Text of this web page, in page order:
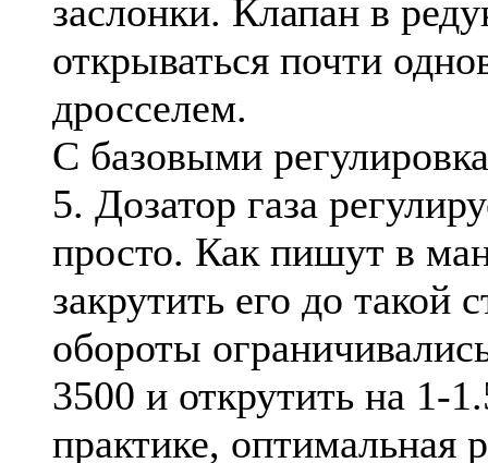
заслонки. Клапан в
открываться почти
дросселем.
С базовыми
5. Дозатор газа
просто. Как пишут в
закрутить его до такой
обороты
3500 и открутить на 1-
практике, оптимальная